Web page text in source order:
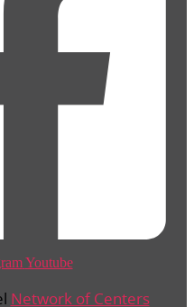
Youtube
Network of Centers